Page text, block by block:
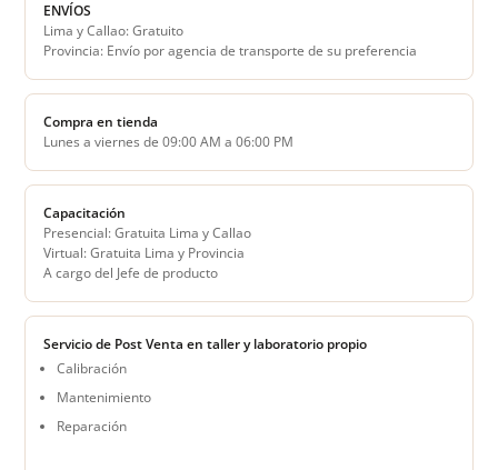
ENVÍOS
Lima y Callao: Gratuito
Provincia: Envío por agencia de transporte de su preferencia
Compra en tienda
Lunes a viernes de 09:00 AM a 06:00 PM
Capacitación
Presencial: Gratuita Lima y Callao
Virtual: Gratuita Lima y Provincia
A cargo del Jefe de producto
Servicio de Post Venta en taller y laboratorio propio
Calibración
Mantenimiento
Reparación